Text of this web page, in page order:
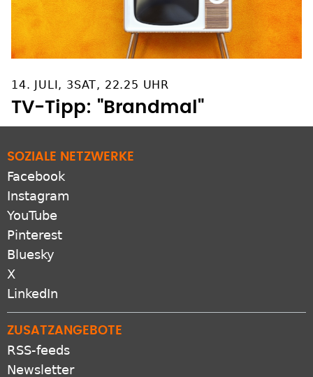
14. JULI, 3SAT, 22.25 UHR
TV-Tipp: "Brandmal"
SOZIALE NETZWERKE
Facebook
YouTube
Pinterest
Bluesky
X
LinkedIn
ZUSATZANGEBOTE
RSS-feeds
Newsletter
Protestantomat
Podcast
Apps